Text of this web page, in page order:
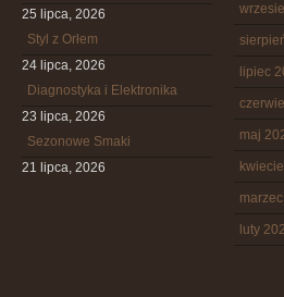
25 lipca, 2026
Styl z Orłem
24 lipca, 2026
Diagnostyka i Elektronika
23 lipca, 2026
Sezonowe Smaki
21 lipca, 2026
lipiec
maj
luty